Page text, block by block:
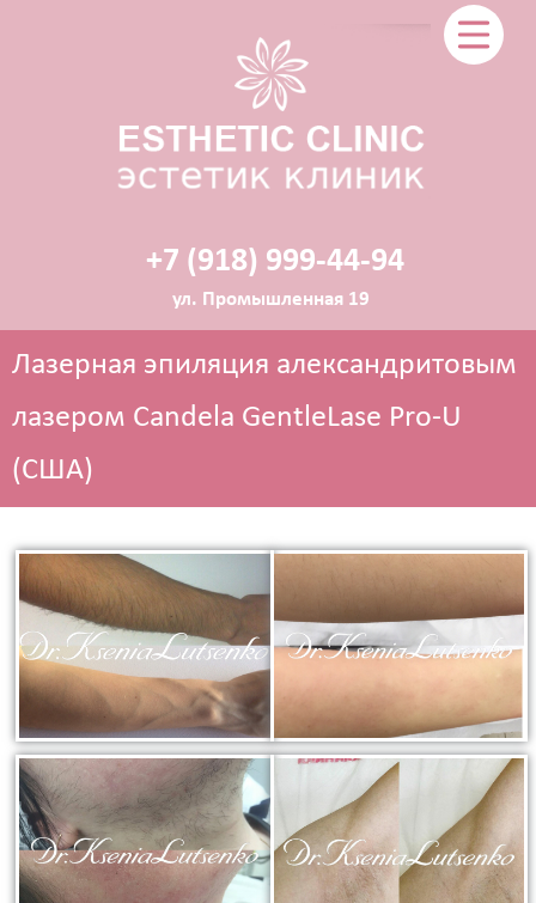
+7 (918) 999-44-94
ул. Промышленная 19
Атравматическая чистка лица
Пилинги - поверхностные и поверхностно
срединные
Чистка лица и уход на косметике HOLY LAND
(Израиль)
Чистка лица и уход на премиальной косметике
Zein Obagi (США)
Криолифтинг - безинъекционная мезотерапия
(питание и увлажнение кожи)
ИНЪЕКЦИОННАЯ КОСМЕТОЛОГИЯ
Консультация врача - дерматолога, косметолога
Трихология - лечение выпадения волос
Полиревитализация - питание и стимулирование
Лазерная эпиляция александритовым
лазером Candela GentleLase Pro-U
(США)